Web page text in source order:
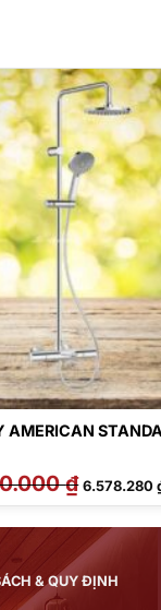
AMERICAN
₫ Giá
gốc
là:
6.578.280
& QUY ĐỊNH